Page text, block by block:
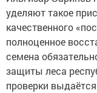
уделяют такое
качественного
полноценное
семена
защиты леса
проверки